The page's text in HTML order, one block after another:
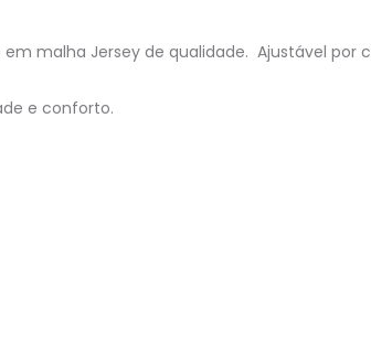
malha Jersey de qualidade. Ajustável por
e conforto.